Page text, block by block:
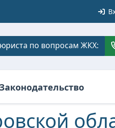
по вопросам ЖКХ:
Законодательство